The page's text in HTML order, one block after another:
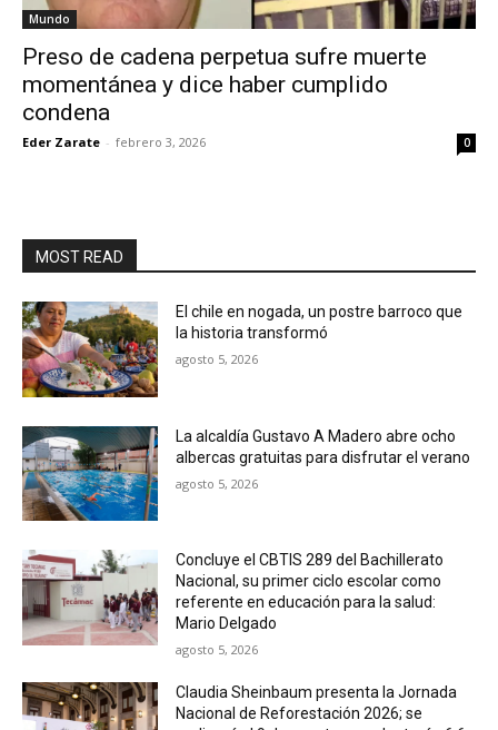
Mundo
Preso de cadena perpetua sufre muerte
momentánea y dice haber cumplido
condena
Eder Zarate - febrero 3, 2026 0
MOST READ
El chile en nogada, un postre barroco que
la historia transformó
agosto 5, 2026
La alcaldía Gustavo A Madero abre ocho
albercas gratuitas para disfrutar el verano
agosto 5, 2026
Concluye el CBTIS 289 del Bachillerato
Nacional, su primer ciclo escolar como
referente en educación para la salud:
Mario Delgado
agosto 5, 2026
Claudia Sheinbaum presenta la Jornada
Nacional de Reforestación 2026; se